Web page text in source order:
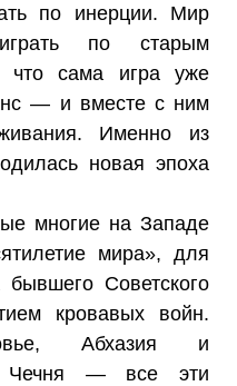
по инерции. Мир
по старым
что сама игра уже
— и вместе с ним
Именно из
новая эпоха
многие на Западе
мира», для
бывшего Советского
кровавых войн.
Абхазия и
Чечня — все эти